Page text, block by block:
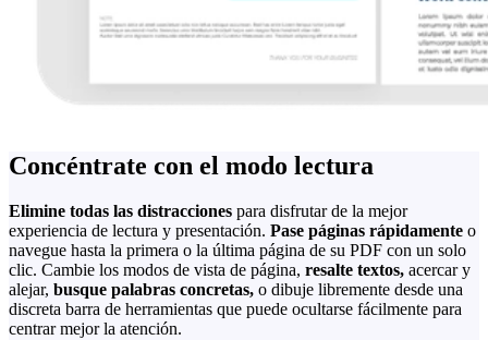
Concéntrate con el modo lectura
Elimine todas las distracciones para disfrutar de la mejor
experiencia de lectura y presentación. Pase páginas rápidamente o
navegue hasta la primera o la última página de su PDF con un solo
clic. Cambie los modos de vista de página, resalte textos, acercar y
alejar, busque palabras concretas, o dibuje libremente desde una
discreta barra de herramientas que puede ocultarse fácilmente para
centrar mejor la atención.